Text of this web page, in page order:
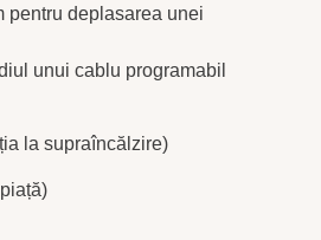
pentru deplasarea unei
unui cablu programabil
la supraîncălzire)